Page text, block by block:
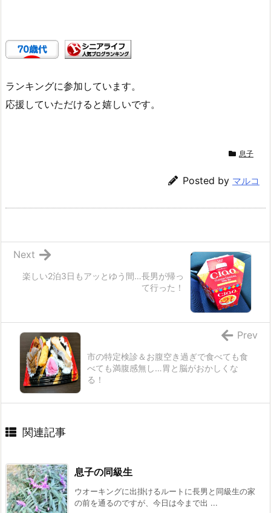
ランキングに参加しています。
応援していただけると嬉しいです。
息子
Posted by マルコ
楽しい2泊3日もアッとゆう間…長男が帰っ
て行った！
Next
市の特定検診＆お腹空き過ぎで食べても食
べても満腹感無し…胃と脳がおかしくな
る！
Prev
関連記事
息子の同級生
ウオーキングに出掛けるルートに長男と同級生の家
の前を通るのですが、今日は今まで出 ...